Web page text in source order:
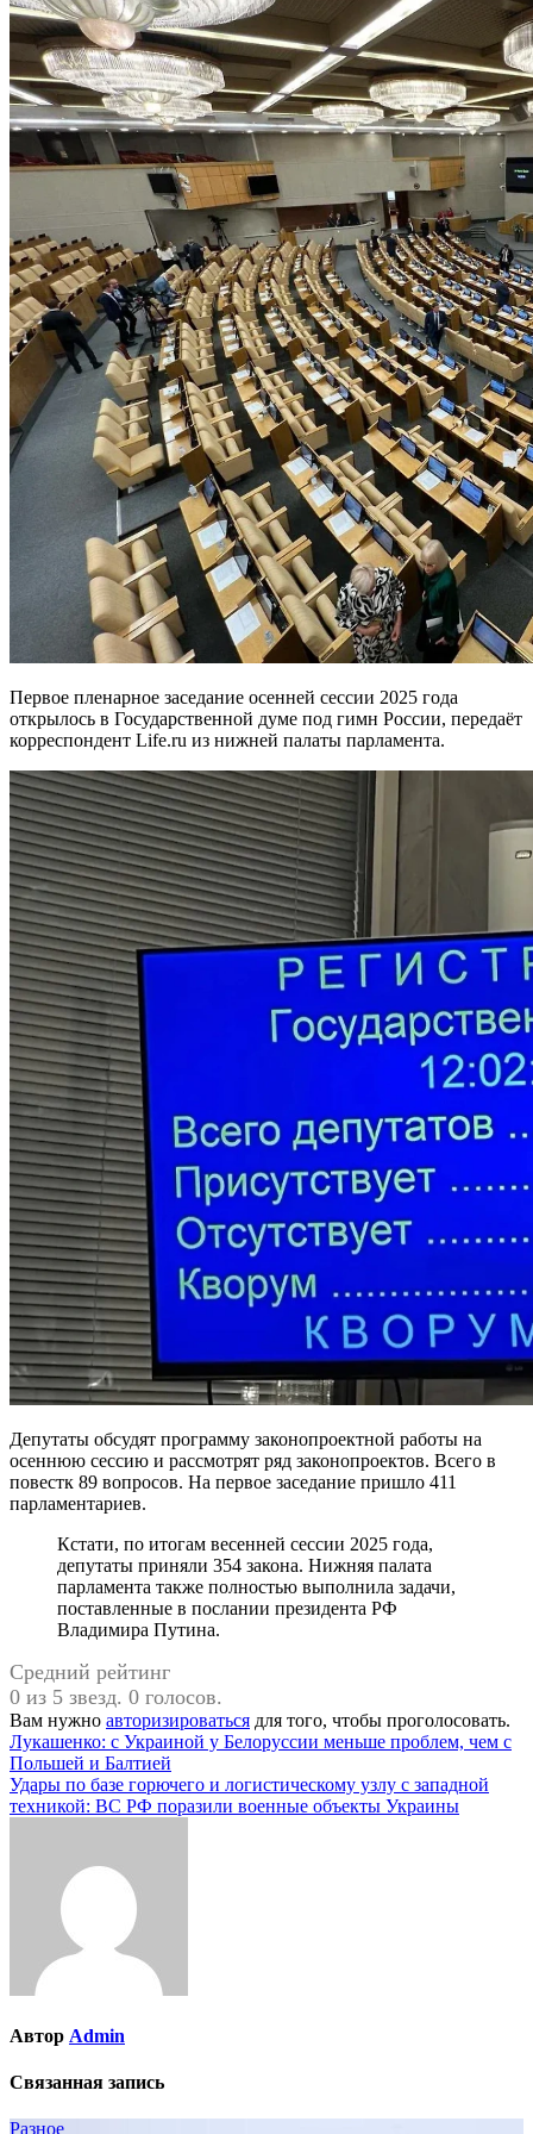
Первое пленарное заседание осенней сессии 2025 года
открылось в Государственной думе под гимн России, передаёт
корреспондент Life.ru из нижней палаты парламента.
Депутаты обсудят программу законопроектной работы на
осеннюю сессию и рассмотрят ряд законопроектов. Всего в
повестк 89 вопросов. На первое заседание пришло 411
парламентариев.
Кстати, по итогам весенней сессии 2025 года,
депутаты приняли 354 закона. Нижняя палата
парламента также полностью выполнила задачи,
поставленные в послании президента РФ
Владимира Путина.
Средний рейтинг
0 из 5 звезд. 0 голосов.
Вам нужно авторизироваться для того, чтобы проголосовать.
Навигация
по
записям
Лукашенко: с Украиной у Белоруссии меньше проблем, чем с
Польшей и Балтией
Удары по базе горючего и логистическому узлу с западной
техникой: ВС РФ поразили военные объекты Украины
Автор Admin
Связанная запись
Разное